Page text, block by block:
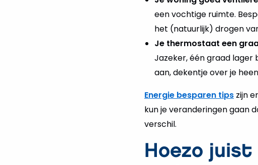
een vochtige ruimte.
het (natuurlijk) drogen
Je thermostaat een
Jazeker, één graad lager
aan, dekentje over je
Energie besparen tips zijn
kun je veranderingen gaan
verschil.
Hoezo